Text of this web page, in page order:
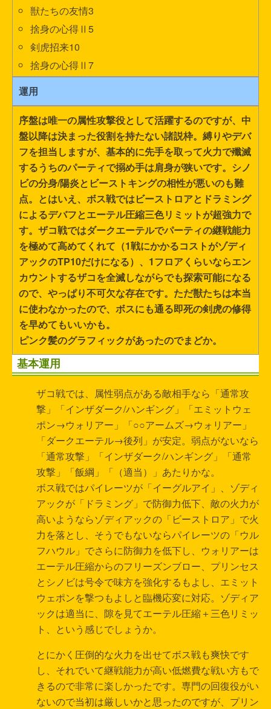
獣たちの友情3
捨身の心得Ⅱ5
剣虎招来10
捨身の心得Ⅱ7
運用
序盤は唯一の属性攻撃役として活躍するのですが、中
盤以降は決まった役割を持たない諸説枠。縛りやデバ
フを担当しますが、基本的に先手を取って火力で殲滅
するうちのパーティで搦め手は肩身が狭いです。シノ
ビの分身/陽炎とビーストキングの相性が悪いのも難
点。とはいえ、ボス戦ではビーストロアとドラミング
によるデバフとエーテル圧縮三色リミットが超強力で
す。ザコ戦ではダークエーテルでパーティの継戦能力
を極めて高めてくれて（1戦にかかるコストがゾディ
アックのTP10だけになる）、1フロアくらいならエン
カウントするザコを全滅しながらでも探索可能になる
ので、やっぱり不可欠な存在です。ただ獣たちは本当
に使わなかったので、ボスにも通る即死の剣虎の修得
を早めてもいいかも。
ピンク髪のグラフィックがあったのでまどか。
基本運用
ザコ戦では、属性弱点がある敵相手なら「通常攻
撃」「インザダーク/ハンギング」「エミットウェ
ポン→ウォリアー」「○○アームズ→ウォリアー」
「ダークエーテル→後列」が安定。弱点がないなら
「通常攻撃」「インザダーク/ハンギング」「通常
攻撃」「飯綱」「（適当）」あたりかな。
ボス戦ではパイレーツが「イーグルアイ」、ゾディ
アックが「ドラミング」で防御力低下、敵の火力が
高いようならゾディアックの「ビーストロア」で火
力を落とし、そうでもないならパイレーツの「ウル
フハウル」でさらに防御力を低下し、ウォリアーは
エーテル圧縮からのフリーズンブロー、プリンセス
とシノビは号令で味方を強化するもよし、エミット
ウェポンを撃つもよしと臨機応変に対応。ゾディア
ックは適当に、隙を見てエーテル圧縮＋三色リミッ
ト、という感じでしょうか。
とにかく圧倒的な火力を出せてボス戦も爽快です
し、それでいて継戦能力が高い低燃費な戦い方もで
きるので非常に楽しかったです。専門の回復役がい
ないので当初は厳しいかと思ったのですが、プリン